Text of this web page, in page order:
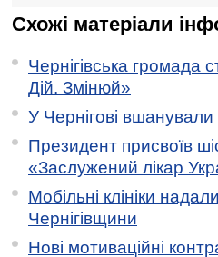
Схожі матеріали
Чернігівська громада
Дій. Змінюй»
У Чернігові вшанували
Президент присвоїв
«Заслужений лікар
Мобільні клініки
Чернігівщини
Нові мотиваційні